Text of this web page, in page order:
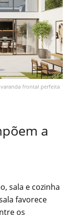
frontal perfeita
a
sala e cozinha
favorece
os